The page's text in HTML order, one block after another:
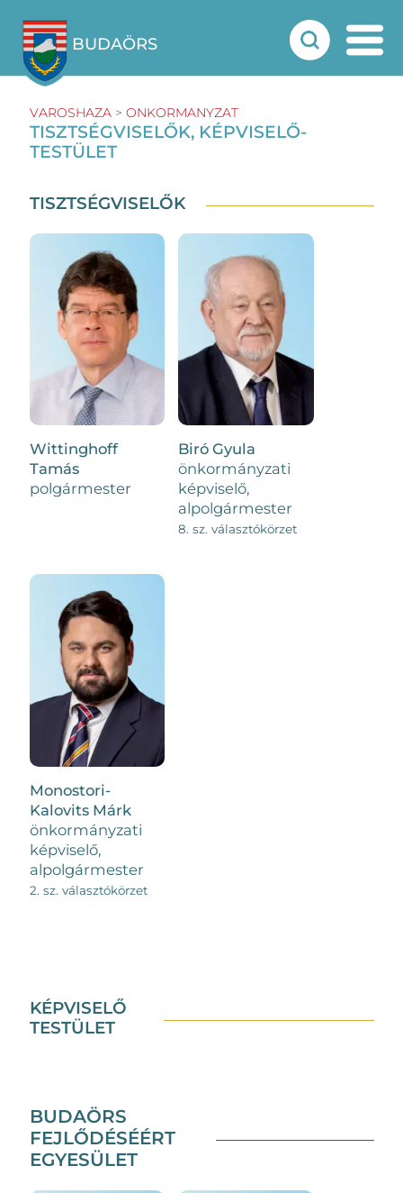
BUDAÖRS
VAROSHAZA > ONKORMANYZAT
TISZTSÉGVISELŐK, KÉPVISELŐ-
TESTÜLET
TISZTSÉGVISELŐK
Wittinghoff
Tamás
polgármester
Biró Gyula
önkormányzati
képviselő,
alpolgármester
8. sz. választókörzet
Monostori-
Kalovits Márk
önkormányzati
képviselő,
alpolgármester
2. sz. választókörzet
KÉPVISELŐ
TESTÜLET
BUDAÖRS
FEJLŐDÉSÉÉRT
EGYESÜLET